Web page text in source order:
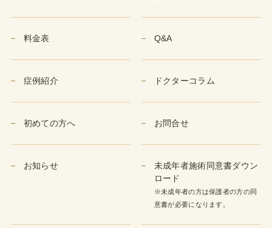
料金表 Q&A
症例紹介 ドクターコラム
初めての方へ お問合せ
お知らせ
未成年者施術同意書ダウン
ロード
※未成年者の方は保護者の方の同
意書が必要になります。